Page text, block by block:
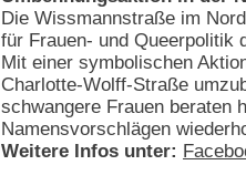
Die Wissmannstraße im
für Frauen- und Queerpolitik
Mit einer symbolischen
Charlotte-Wolff-Straße
schwangere Frauen beraten
Namensvorschlägen
Weitere Infos unter: